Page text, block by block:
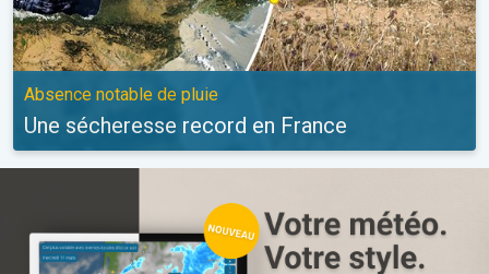
Absence notable de pluie
Une sécheresse record en France